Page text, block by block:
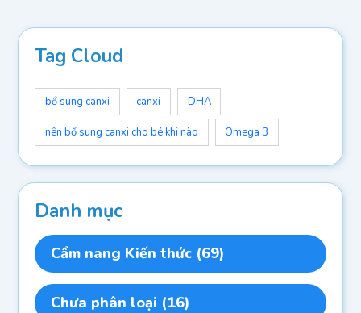
Tag Cloud
bổ sung canxi canxi DHA
nên bổ sung canxi cho bé khi nào Omega 3
Danh mục
Cẩm nang Kiến thức (69)
Chưa phân loại (16)